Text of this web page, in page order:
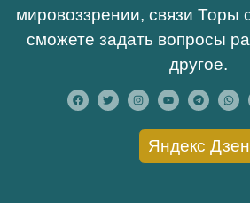
мировоззрении, связи Торы
сможете задать вопросы
другое.
Яндекс Дзен